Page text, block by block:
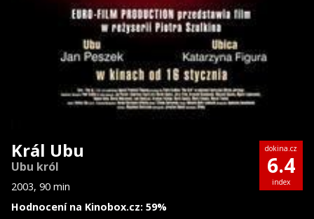
Král Ubu
Ubu król
2003, 90 min
Hodnocení na Kinobox.cz: 59%
dokina.cz
6.4
index